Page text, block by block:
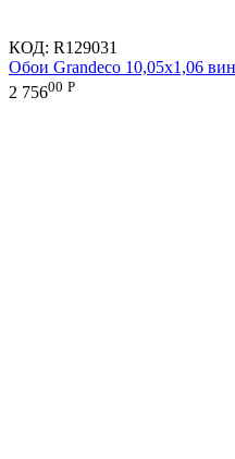
КОД: R129031
Обои Grandeco 10,05х1,06
2 75600 Р